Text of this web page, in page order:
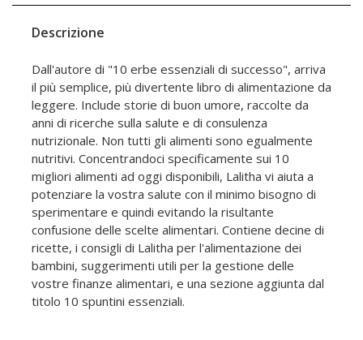
Descrizione
Dall'autore di "10 erbe essenziali di successo", arriva
il più semplice, più divertente libro di alimentazione da
leggere. Include storie di buon umore, raccolte da
anni di ricerche sulla salute e di consulenza
nutrizionale. Non tutti gli alimenti sono egualmente
nutritivi. Concentrandoci specificamente sui 10
migliori alimenti ad oggi disponibili, Lalitha vi aiuta a
potenziare la vostra salute con il minimo bisogno di
sperimentare e quindi evitando la risultante
confusione delle scelte alimentari. Contiene decine di
ricette, i consigli di Lalitha per l'alimentazione dei
bambini, suggerimenti utili per la gestione delle
vostre finanze alimentari, e una sezione aggiunta dal
titolo 10 spuntini essenziali.